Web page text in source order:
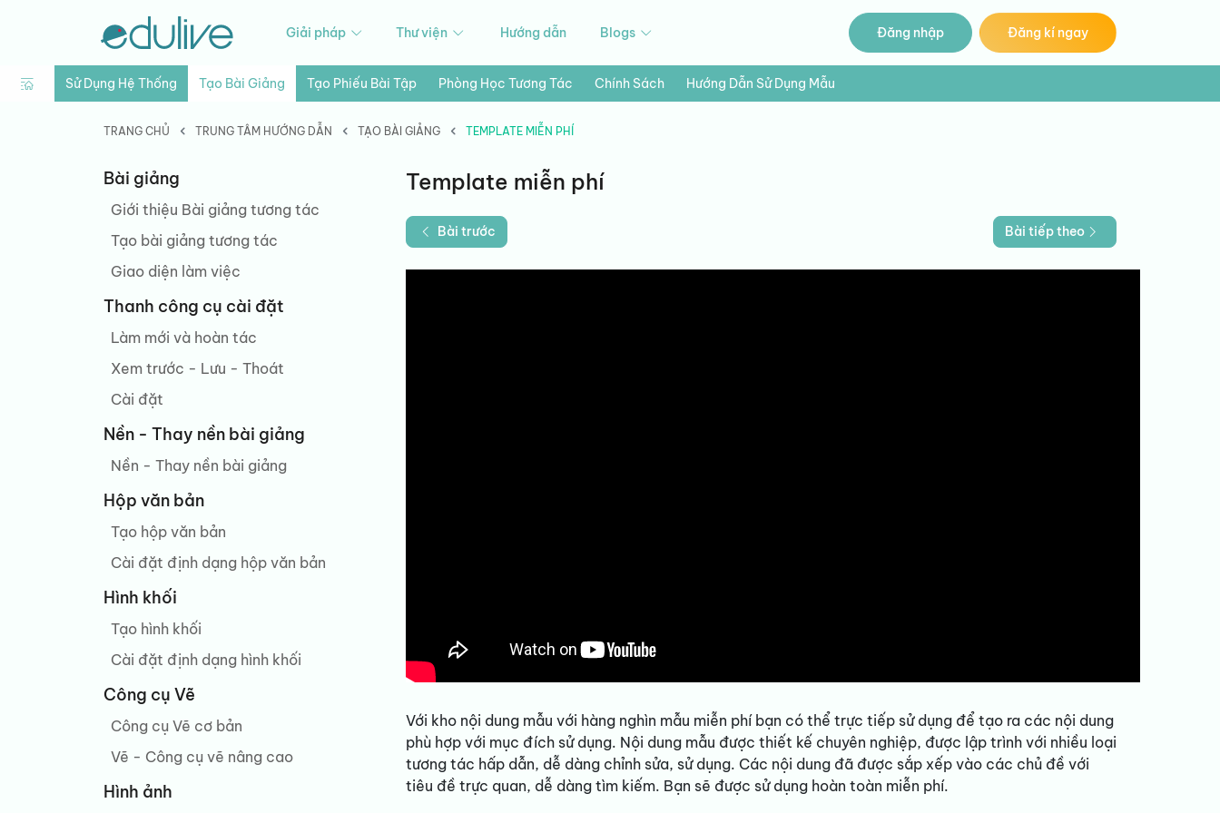
Giải pháp Thư viện Hướng dẫn Blogs Đăng nhập Đăng kí ngay
Sử Dụng Hệ Thống Tạo Bài Giảng Tạo Phiếu Bài Tập Phòng Học Tương Tác Chính Sách Hướng Dẫn Sử Dụng Mẫu
TRANG CHỦ TRUNG TÂM HƯỚNG DẪN TẠO BÀI GIẢNG TEMPLATE MIỄN PHÍ
Bài giảng
Giới thiệu Bài giảng tương tác
Tạo bài giảng tương tác
Giao diện làm việc
Thanh công cụ cài đặt
Làm mới và hoàn tác
Xem trước - Lưu - Thoát
Cài đặt
Nền - Thay nền bài giảng
Nền - Thay nền bài giảng
Hộp văn bản
Tạo hộp văn bản
Cài đặt định dạng hộp văn bản
Hình khối
Tạo hình khối
Cài đặt định dạng hình khối
Công cụ Vẽ
Công cụ Vẽ cơ bản
Vẽ - Công cụ vẽ nâng cao
Hình ảnh
Template miễn phí
Bài trước Bài tiếp theo
Với kho nội dung mẫu với hàng nghìn mẫu miễn phí bạn có thể trực tiếp sử dụng để tạo ra các nội dung
phù hợp với mục đích sử dụng. Nội dung mẫu được thiết kế chuyên nghiệp, được lập trình với nhiều loại
tương tác hấp dẫn, dễ dàng chỉnh sửa, sử dụng. Các nội dung đã được sắp xếp vào các chủ đề với
tiêu đề trực quan, dễ dàng tìm kiếm. Bạn sẽ được sử dụng hoàn toàn miễn phí.